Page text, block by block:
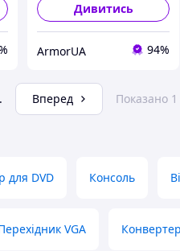
Дивитись
ArmorUA 94%
Вперед Показано 1
для DVD Консоль
VGA